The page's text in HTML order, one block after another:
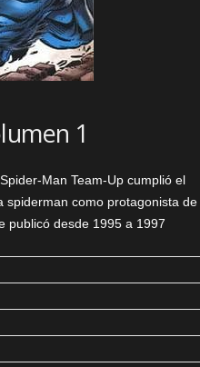
1
Man Team-Up cumplió el
spiderman como protagonista de
publicó desde 1995 a 1997